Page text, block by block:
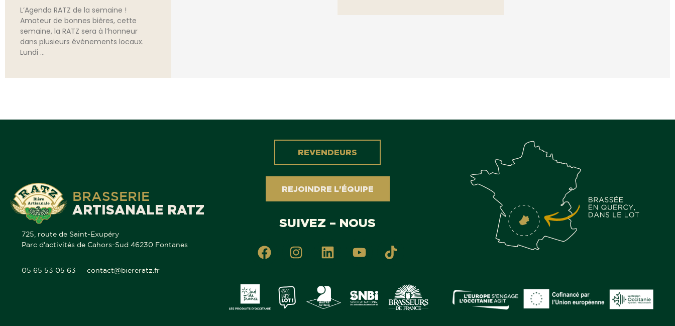
L’Agenda RATZ de la semaine !
Amateur de bonnes bières, cette
semaine, la RATZ sera à l’honneur
dans plusieurs événements locaux.
Lundi …
BRASSERIE
ARTISANALE RATZ
725, route de Saint-Exupéry
Parc d'activités de Cahors-Sud 46230 Fontanes
05 65 53 05 63 contact@biereratz.fr
REVENDEURS
REJOINDRE L'ÉQUIPE
SUIVEZ – NOUS